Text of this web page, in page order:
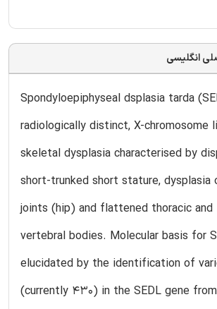
انگلیسی
Spondyloepiphyseal dsplasia tarda
radiologically distinct, X-chromosome
skeletal dysplasia characterised by
short-trunked short stature, dysplasia
joints (hip) and flattened thoracic and
vertebral bodies. Molecular basis for
elucidated by the identification of
(currently 430) in the SEDL gene